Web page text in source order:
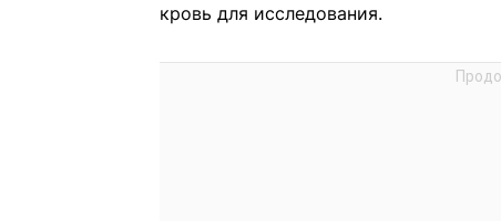
кровь для исследования.